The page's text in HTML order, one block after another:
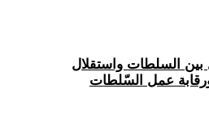
بين السلطات واستقلال
ورقابة عمل السّلطات